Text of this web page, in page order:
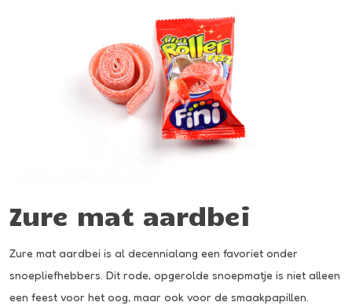
Zure mat aardbei is al decennialang een favoriet onder
snoepliefhebbers. Dit rode, opgerolde snoepmatje is niet alleen
een feest voor het oog, maar ook voor de smaakpapillen.
Zure mat aardbei